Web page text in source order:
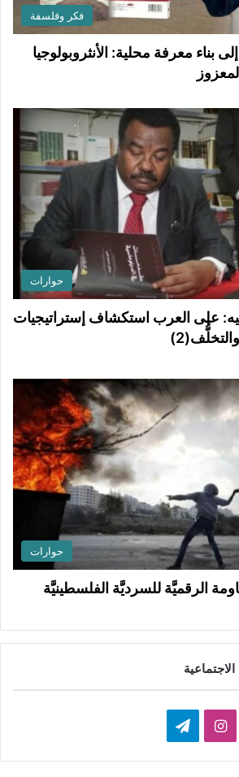
فكر وفلسفة
بناء معرفة محلية: الأنثروبولوجيا
حوارات
على العرب استكشاف إستراتيجيات
حوارات
الرقميَّة للسرديَّة الفلسطينيَّة
ن
ي